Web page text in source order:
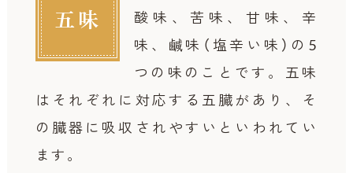
五味
酸味、苦味、甘味、辛
味、鹹味（塩辛い味）の5
つの味のことです。
五味
はそれぞれに対応する五臓があり、そ
の臓器に吸収されやすいといわれてい
ます。